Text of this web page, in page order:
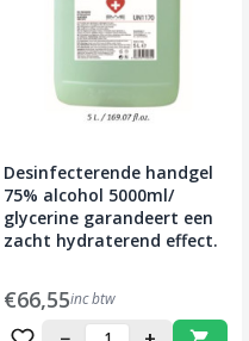
Desinfecterende handgel
75% alcohol 5000ml/
glycerine garandeert een
zacht hydraterend effect.
€66,55inc btw